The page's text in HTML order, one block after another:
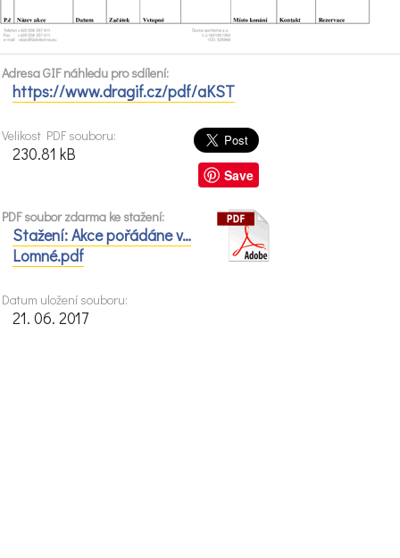
Adresa GIF náhledu pro sdílení:
https://www.dragif.cz/pdf/aKST
Save
Velikost PDF souboru:
230.81 kB
PDF soubor zdarma ke stažení:
Stažení: Akce pořádáne v…
Lomné.pdf
Datum uložení souboru:
21. 06. 2017